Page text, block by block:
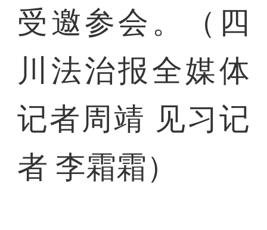
受邀参会。（四
川法治报全媒体
记者周靖 见习记
者 李霜霜）